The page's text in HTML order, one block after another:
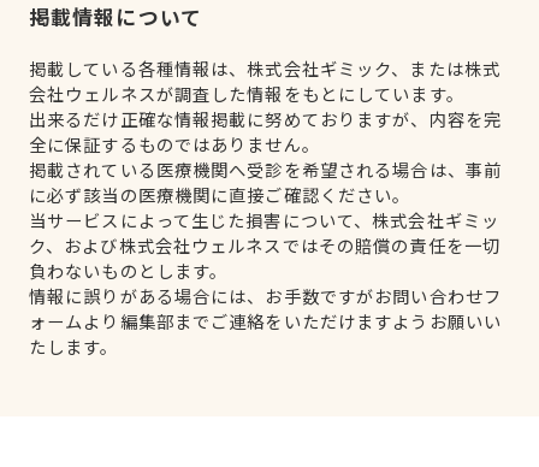
掲載情報について
掲載している各種情報は、株式会社ギミック、または株式
会社ウェルネスが調査した情報をもとにしています。
出来るだけ正確な情報掲載に努めておりますが、内容を完
全に保証するものではありません。
掲載されている医療機関へ受診を希望される場合は、事前
に必ず該当の医療機関に直接ご確認ください。
当サービスによって生じた損害について、株式会社ギミッ
ク、および株式会社ウェルネスではその賠償の責任を一切
負わないものとします。
情報に誤りがある場合には、お手数ですがお問い合わせフ
ォームより編集部までご連絡をいただけますようお願いい
たします。